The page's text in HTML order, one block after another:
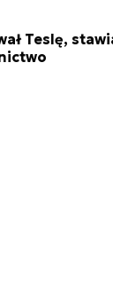
Teslę,